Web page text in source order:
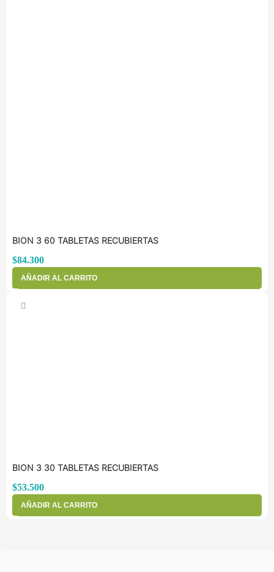
BION 3 60 TABLETAS RECUBIERTAS
$84.300
AÑADIR AL CARRITO
BION 3 30 TABLETAS RECUBIERTAS
$53.500
AÑADIR AL CARRITO